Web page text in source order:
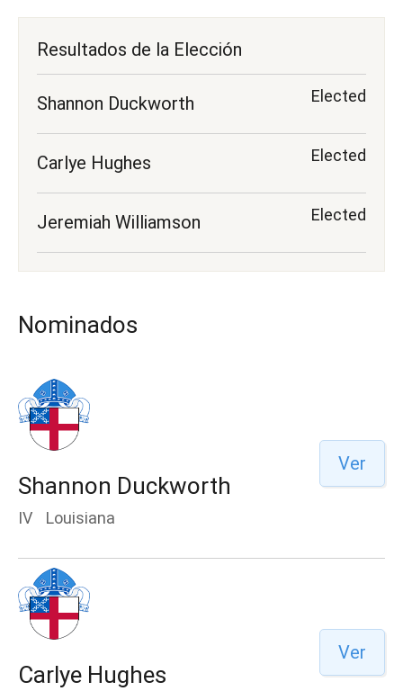
Resultados de la Elección
Shannon Duckworth Elected
Carlye Hughes Elected
Jeremiah Williamson Elected
Nominados
Shannon Duckworth
IV Louisiana
Ver
Carlye Hughes
Ver